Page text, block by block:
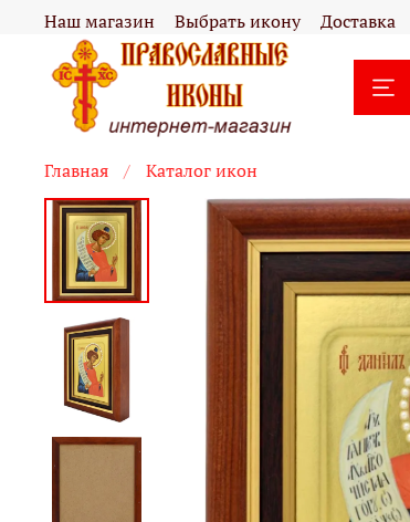
Наш магазин Выбрать икону Доставка
Главная Каталог икон